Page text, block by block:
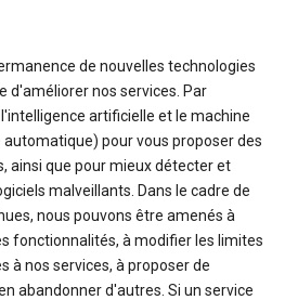
de nouvelles technologies
d'améliorer nos services. Par
artificielle et le machine
pour vous proposer des
ainsi que pour mieux détecter et
malveillants. Dans le cadre de
nous pouvons être amenés à
fonctionnalités, à modifier les limites
à nos services, à proposer de
abandonner d'autres. Si un service